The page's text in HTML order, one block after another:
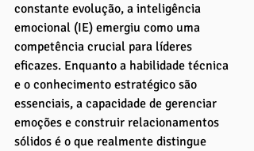
constante evolução, a inteligência
emocional (IE) emergiu como uma
competência crucial para líderes
eficazes. Enquanto a habilidade técnica
e o conhecimento estratégico são
essenciais, a capacidade de gerenciar
emoções e construir relacionamentos
sólidos é o que realmente distingue